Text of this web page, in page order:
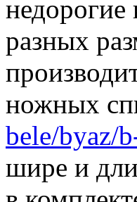
недорогие
разных
ножных
bele/byaz/
шире и